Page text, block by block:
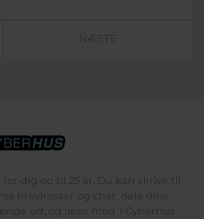
NÆSTE
dig op til 25 år. Du kan skrive til
brevkasser og chat, dele dine
ud, og læse med. I Cyberhus